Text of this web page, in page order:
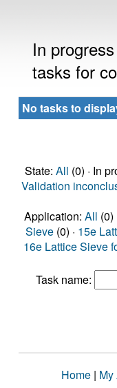
In
tasks for
No tasks to
State: All (0) · In
Validation
Application: All (0)
Sieve (0) · 15e
16e Lattice Sieve
Task name:
Home |